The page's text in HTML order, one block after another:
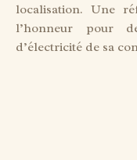
localisation. Une
l’honneur pour
d’électricité de sa